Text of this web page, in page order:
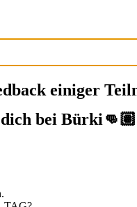
einiger
bei